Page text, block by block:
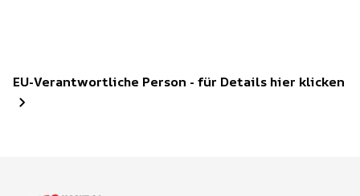
EU-Verantwortliche Person - für Details hier klicken